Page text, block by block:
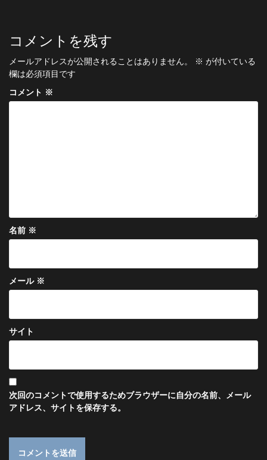
ビ
ゲ
ー
シ
コメントを残す
メールアドレスが公開されることはありません。 ※ が付いている
欄は必須項目です
コメント ※
名前 ※
メール ※
サイト
次回のコメントで使用するためブラウザーに自分の名前、メール
アドレス、サイトを保存する。